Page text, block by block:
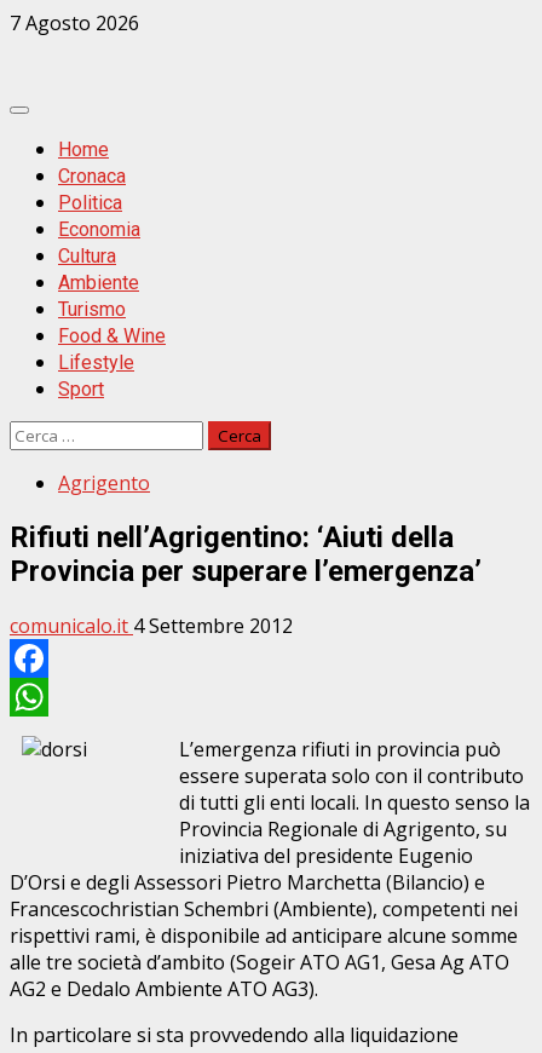
Zum
7 Agosto 2026
Primäres
MenüHome
Cronaca
Politica
Economia
Cultura
Ambiente
Turismo
Food & Wine
Lifestyle
Sport
Ricerca
Agrigento
Rifiuti nell’Agrigentino: ‘Aiuti della
Provincia per superare l’emergenza’
comunicalo.it 4 Settembre 2012
Facebook
WhatsApp
L’emergenza rifiuti in provincia può
essere superata solo con il contributo
di tutti gli enti locali. In questo senso la
Provincia Regionale di Agrigento, su
iniziativa del presidente Eugenio
D’Orsi e degli Assessori Pietro Marchetta (Bilancio) e
Francescochristian Schembri (Ambiente), competenti nei
rispettivi rami, è disponibile ad anticipare alcune somme
alle tre società d’ambito (Sogeir ATO AG1, Gesa Ag ATO
AG2 e Dedalo Ambiente ATO AG3).
In particolare si sta provvedendo alla liquidazione